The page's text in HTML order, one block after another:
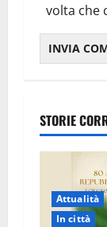
volta che
STORIE
Attualità
In città